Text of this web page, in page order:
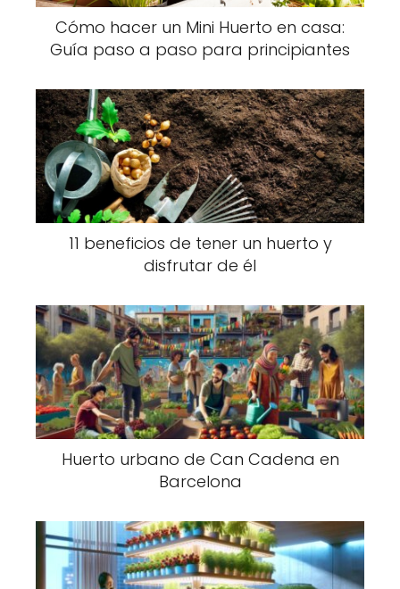
Cómo hacer un Mini Huerto en casa:
Guía paso a paso para principiantes
11 beneficios de tener un huerto y
disfrutar de él
Huerto urbano de Can Cadena en
Barcelona